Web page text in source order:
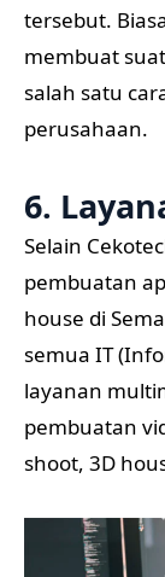
tersebut.
membuat
salah satu
perusahaan.
6.
Selain
pembuatan
house di
semua IT
layanan
pembuatan
shoot, 3D